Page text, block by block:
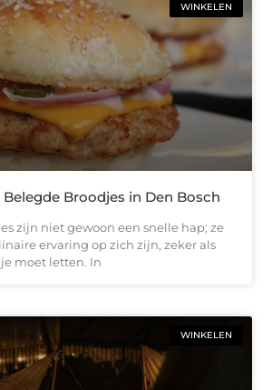
WINKELEN
Broodjes in Den Bosch
zijn niet gewoon een snelle hap; ze
ervaring op zich zijn, zeker als
moet letten. In
WINKELEN